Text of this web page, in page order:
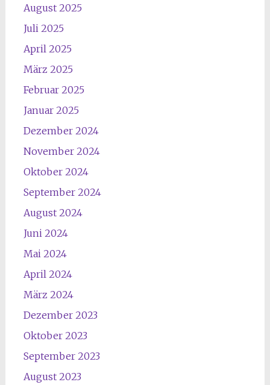
August 2025
Juli 2025
April 2025
März 2025
Februar 2025
Januar 2025
Dezember 2024
November 2024
Oktober 2024
September 2024
August 2024
Juni 2024
Mai 2024
April 2024
März 2024
Dezember 2023
Oktober 2023
September 2023
August 2023